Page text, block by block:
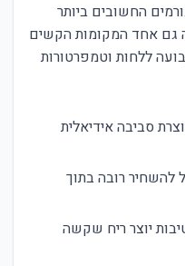
החשובים ביותר
גם אחד המקומות הקשים
ללחות וטמפרטורות
סביבה אידיאלית
להשחיר רובה בתוך
יוצר ריח שקשה